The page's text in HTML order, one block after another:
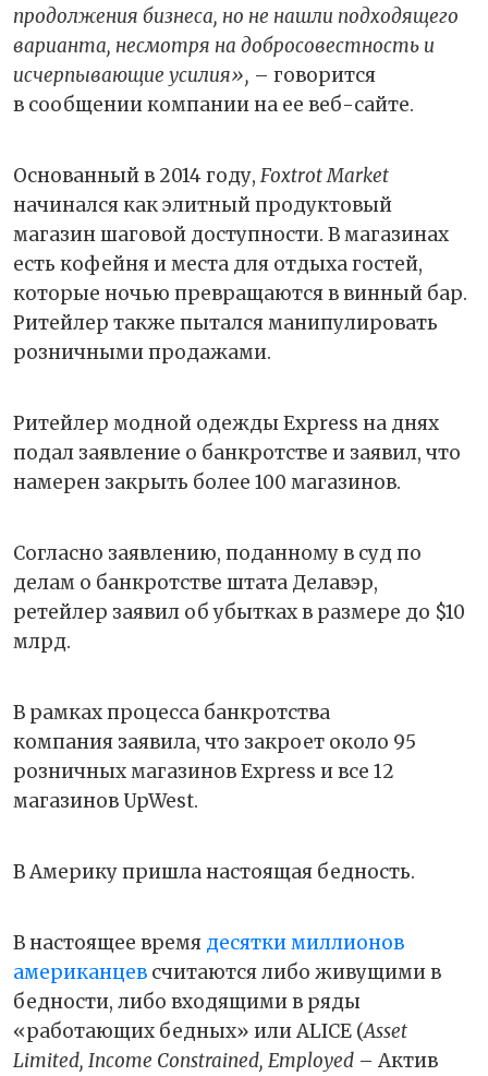
продолжения бизнеса, но не нашли подходящего
варианта, несмотря на добросовестность и
исчерпывающие усилия», – говорится
в сообщении компании на ее веб-сайте.
Основанный в 2014 году, Foxtrot Market
начинался как элитный продуктовый
магазин шаговой доступности. В магазинах
есть кофейня и места для отдыха гостей,
которые ночью превращаются в винный бар.
Ритейлер также пытался манипулировать
розничными продажами.
Ритейлер модной одежды Express на днях
подал заявление о банкротстве и заявил, что
намерен закрыть более 100 магазинов.
Согласно заявлению, поданному в суд по
делам о банкротстве штата Делавэр,
ретейлер заявил об убытках в размере до $10
млрд.
В рамках процесса банкротства
компания заявила, что закроет около 95
розничных магазинов Express и все 12
магазинов UpWest.
В Америку пришла настоящая бедность.
В настоящее время десятки миллионов
американцев считаются либо живущими в
бедности, либо входящими в ряды
«работающих бедных» или ALICE (Asset
Limited, Income Constrained, Employed – Актив